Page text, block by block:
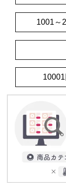
1001～
10001